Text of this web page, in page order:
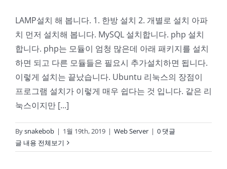
LAMP설치 해 봅니다. 1. 한방 설치 2. 개별로 설치 아파
치 먼저 설치해 봅니다. MySQL 설치합니다. php 설치
합니다. php는 모듈이 엄청 많은데 아래 패키지를 설치
하면 되고 다른 모듈들은 필요시 추가설치하면 됩니다.
이렇게 설치는 끝났습니다. Ubuntu 리눅스의 장점이
프로그램 설치가 이렇게 매우 쉽다는 것 입니다. 같은 리
눅스이지만 [...]
Bysnakebob | 1월 19th, 2019 | Web Server | 0 댓글
글 내용 전체보기